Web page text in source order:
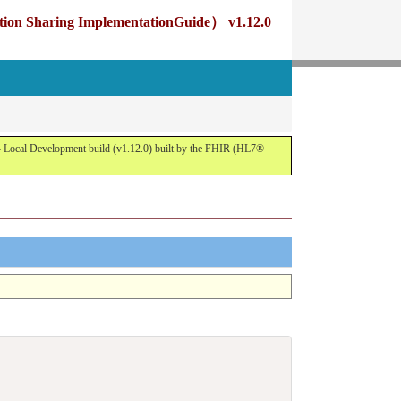
Sharing ImplementationGuide） v1.12.0
Development build (v1.12.0) built by the FHIR (HL7®